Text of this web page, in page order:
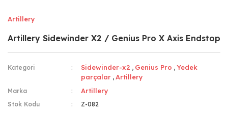
Artillery
Artillery Sidewinder X2 / Genius Pro X Axis Endstop
Kategori Sidewinder-x2 , Genius Pro ,Yedek
parçalar ,Artillery
Marka Artillery
Stok Kodu
Z-082